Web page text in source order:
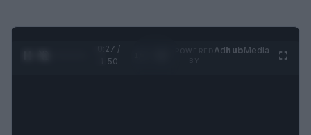
0:28 /
1:50
AdhubMedia